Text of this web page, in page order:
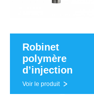
Robinet
polymère
d’injection
Voir le produit